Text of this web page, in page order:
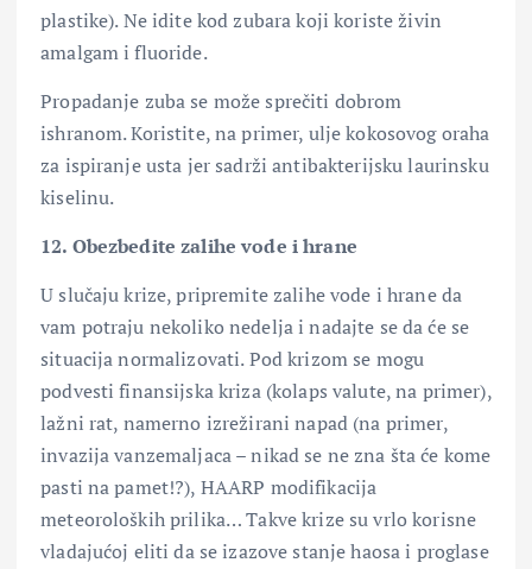
plastike). Ne idite kod zubara koji koriste živin
amalgam i fluoride.
Propadanje zuba se može sprečiti dobrom
ishranom. Koristite, na primer, ulje kokosovog oraha
za ispiranje usta jer sadrži antibakterijsku laurinsku
kiselinu.
12. Obezbedite zalihe vode i hrane
U slučaju krize, pripremite zalihe vode i hrane da
vam potraju nekoliko nedelja i nadajte se da će se
situacija normalizovati. Pod krizom se mogu
podvesti finansijska kriza (kolaps valute, na primer),
lažni rat, namerno izrežirani napad (na primer,
invazija vanzemaljaca – nikad se ne zna šta će kome
pasti na pamet!?), HAARP modifikacija
meteoroloških prilika… Takve krize su vrlo korisne
vladajućoj eliti da se izazove stanje haosa i proglase